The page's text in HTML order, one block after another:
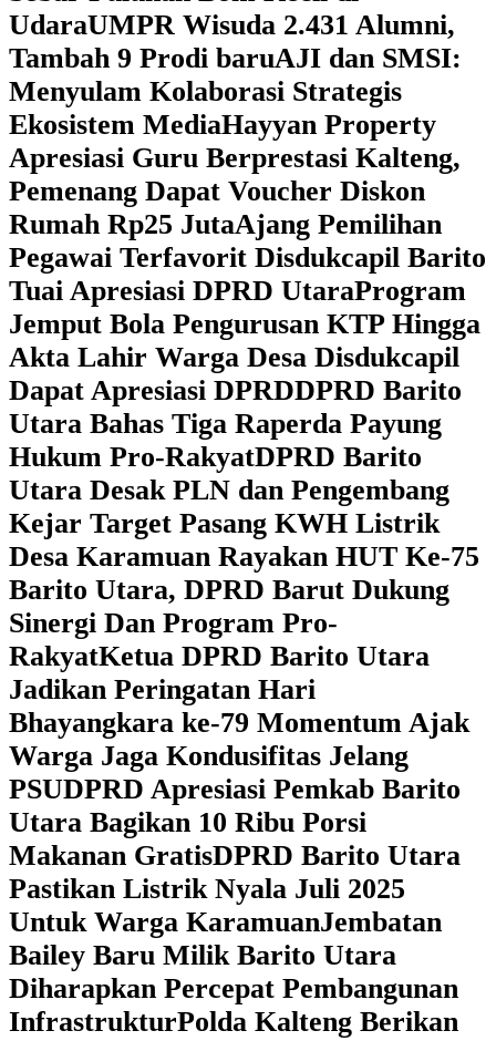
UdaraUMPR Wisuda 2.431 Alumni,
Tambah 9 Prodi baruAJI dan SMSI:
Menyulam Kolaborasi Strategis
Ekosistem MediaHayyan Property
Apresiasi Guru Berprestasi Kalteng,
Pemenang Dapat Voucher Diskon
Rumah Rp25 JutaAjang Pemilihan
Pegawai Terfavorit Disdukcapil Barito
Tuai Apresiasi DPRD UtaraProgram
Jemput Bola Pengurusan KTP Hingga
Akta Lahir Warga Desa Disdukcapil
Dapat Apresiasi DPRDDPRD Barito
Utara Bahas Tiga Raperda Payung
Hukum Pro-RakyatDPRD Barito
Utara Desak PLN dan Pengembang
Kejar Target Pasang KWH Listrik
Desa Karamuan Rayakan HUT Ke-75
Barito Utara, DPRD Barut Dukung
Sinergi Dan Program Pro-
RakyatKetua DPRD Barito Utara
Jadikan Peringatan Hari
Bhayangkara ke-79 Momentum Ajak
Warga Jaga Kondusifitas Jelang
PSUDPRD Apresiasi Pemkab Barito
Utara Bagikan 10 Ribu Porsi
Makanan GratisDPRD Barito Utara
Pastikan Listrik Nyala Juli 2025
Untuk Warga KaramuanJembatan
Bailey Baru Milik Barito Utara
Diharapkan Percepat Pembangunan
InfrastrukturPolda Kalteng Berikan